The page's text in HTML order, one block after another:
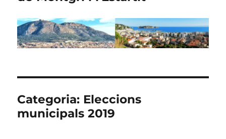
Categoria: Eleccions
municipals 2019